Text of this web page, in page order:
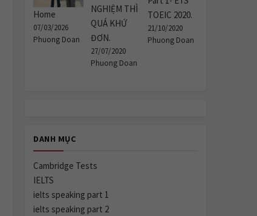
Home
07/03/2026
Phuong Doan
NGHIỆM THÌ
QUÁ KHỨ
ĐƠN.
27/07/2020
Phuong Doan
TOEIC 2020.
21/10/2020
Phuong Doan
DANH MỤC
Cambridge Tests
IELTS
ielts speaking part 1
ielts speaking part 2